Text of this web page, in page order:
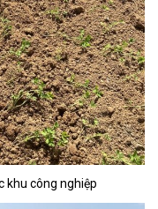
khu công nghiệp